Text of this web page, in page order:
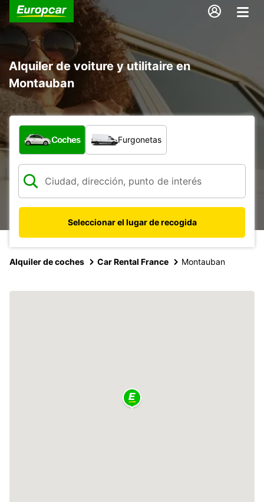
Alquiler de voiture y utilitaire en
Montauban
¿Qué tipo de vehículo?
Coches Furgonetas
Seleccionar el lugar de recogida
Alquiler de coches Car Rental France Montauban